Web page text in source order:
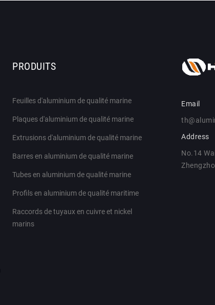
PRODUITS
Feuilles d'aluminium de qualité marine
Plaques d'aluminium de qualité marine
Extrusions d'aluminium de qualité marine
Barres en aluminium de qualité marine
Tubes en aluminium de qualité marine
Profils en aluminium de qualité maritime
Raccords de tuyaux en cuivre et nickel
marins
Email
Address
No.14